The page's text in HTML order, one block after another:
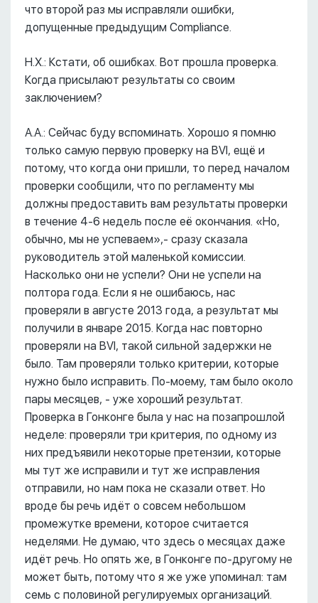
что второй раз мы исправляли ошибки,
допущенные предыдущим Compliance.
Н.Х.: Кстати, об ошибках. Вот прошла проверка.
Когда присылают результаты со своим
заключением?
А.А.: Сейчас буду вспоминать. Хорошо я помню
только самую первую проверку на BVI, ещё и
потому, что когда они пришли, то перед началом
проверки сообщили, что по регламенту мы
должны предоставить вам результаты проверки
в течение 4-6 недель после её окончания. «Но,
обычно, мы не успеваем»,- сразу сказала
руководитель этой маленькой комиссии.
Насколько они не успели? Они не успели на
полтора года. Если я не ошибаюсь, нас
проверяли в августе 2013 года, а результат мы
получили в январе 2015. Когда нас повторно
проверяли на BVI, такой сильной задержки не
было. Там проверяли только критерии, которые
нужно было исправить. По-моему, там было около
пары месяцев, - уже хороший результат.
Проверка в Гонконге была у нас на позапрошлой
неделе: проверяли три критерия, по одному из
них предъявили некоторые претензии, которые
мы тут же исправили и тут же исправления
отправили, но нам пока не сказали ответ. Но
вроде бы речь идёт о совсем небольшом
промежутке времени, которое считается
неделями. Не думаю, что здесь о месяцах даже
идёт речь. Но опять же, в Гонконге по-другому не
может быть, потому что я же уже упоминал: там
семь с половиной регулируемых организаций.